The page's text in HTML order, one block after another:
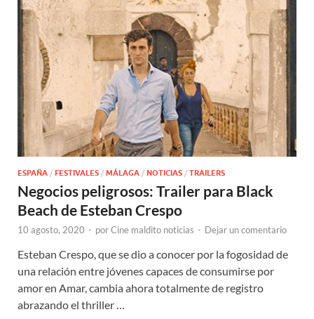
ESPAÑA / FESTIVALES / MÁLAGA / NOTICIAS / TRAILERS
Negocios peligrosos: Trailer para Black
Beach de Esteban Crespo
10 agosto, 2020 - porCine maldito noticias - Dejar un comentario
Esteban Crespo, que se dio a conocer por la fogosidad de
una relación entre jóvenes capaces de consumirse por
amor en Amar, cambia ahora totalmente de registro
abrazando el thriller …